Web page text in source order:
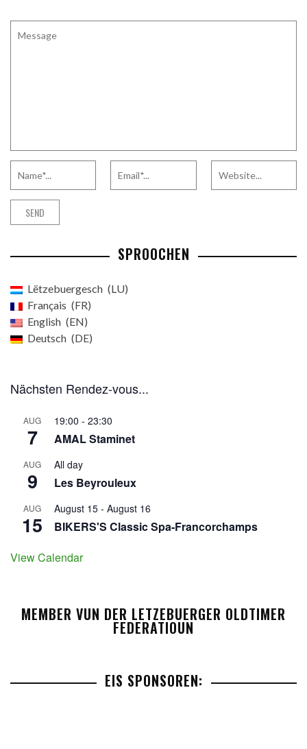
SPROOCHEN
Lëtzebuergesch
LU
Français
FR
English
EN
Deutsch
DE
Nächsten Rendez-vous...
AUG
7
19:00 - 23:30
AMAL Staminet
AUG
9
All day
Les Beyrouleux
AUG
15
August 15 - August 16
BIKERS'S Classic Spa-Francorchamps
View Calendar
MEMBER VUN DER LETZEBUERGER OLDTIMER
FEDERATIOUN
EIS SPONSOREN: